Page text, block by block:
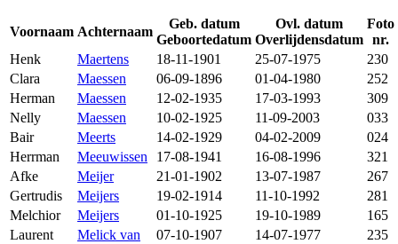
Voornaam Achternaam
Geb. datum
Geboortedatum
Ovl. datum
Overlijdensdatum
Foto
nr.
Henk
Maertens 18-11-1901 25-07-1975
230
Clara
Maessen 06-09-1896 01-04-1980
252
Herman
Maessen 12-02-1935 17-03-1993
309
Nelly
Maessen 10-02-1925 11-09-2003
033
Bair
Meerts 14-02-1929 04-02-2009
024
Herrman
Meeuwissen 17-08-1941 16-08-1996
321
Afke
Meijer 21-01-1902 13-07-1987
267
Gertrudis
Meijers 19-02-1914 11-10-1992
281
Melchior
Meijers 01-10-1925 19-10-1989
165
Laurent
Melick van 07-10-1907 14-07-1977
235